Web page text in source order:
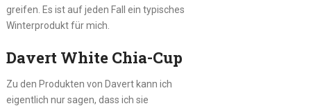
greifen. Es ist auf jeden Fall ein typisches
Winterprodukt für mich.
Davert White Chia-Cup
Zu den Produkten von Davert kann ich
eigentlich nur sagen, dass ich sie